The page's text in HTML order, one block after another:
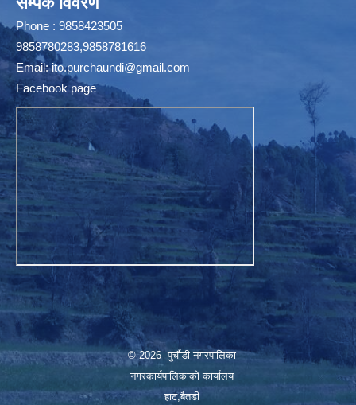
Phone : 9858423505
9858780283,9858781616
Email:ito.purchaundi@gmail.com
Facebook page
© 2026 पुर्चौडी नगरपालिका
नगरकार्यपालिकाकाे कार्यालय
हाट,बैतडी